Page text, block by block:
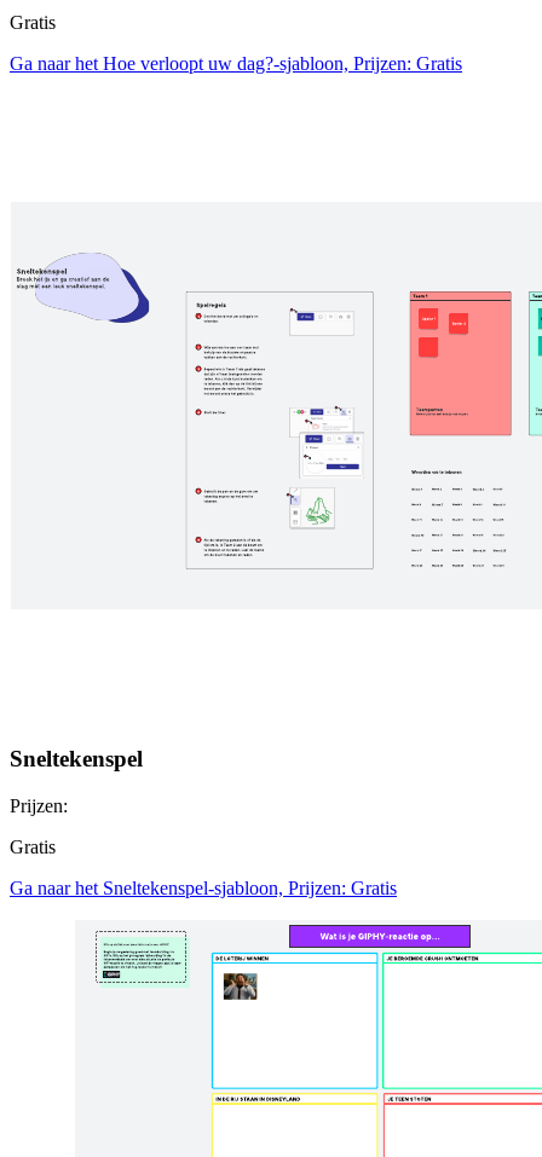
Gratis
Ga naar het Hoe verloopt uw dag?-sjabloon, Prijzen: Gratis
Sneltekenspel
Prijzen:
Gratis
Ga naar het Sneltekenspel-sjabloon, Prijzen: Gratis